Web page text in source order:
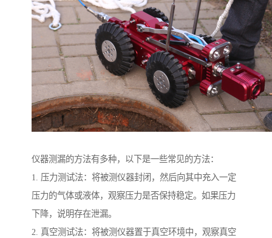
仪器测漏的方法有多种，以下是一些常见的方法：
1. 压力测试法：将被测仪器封闭，然后向其中充入一定
压力的气体或液体，观察压力是否保持稳定。如果压力
下降，说明存在泄漏。
2. 真空测试法：将被测仪器置于真空环境中，观察真空